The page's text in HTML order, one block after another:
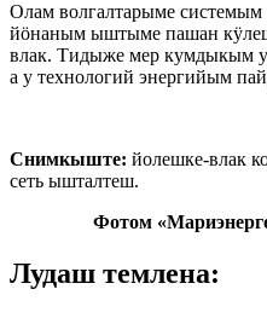
Олам волгалтарыме
йӧнаным ыштыме пашан
влак. Тидыже мер кумдыкым
а у технологий энергийым
Снимкыште: йолешке-влак
сеть ышталтеш.
Фотом
Лудаш темлена: